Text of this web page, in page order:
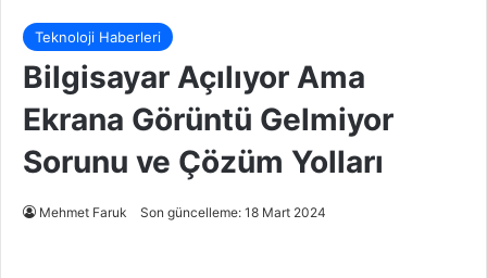
Teknoloji Haberleri
Bilgisayar Açılıyor Ama
Ekrana Görüntü Gelmiyor
Sorunu ve Çözüm Yolları
Mehmet Faruk Son güncelleme: 18 Mart 2024